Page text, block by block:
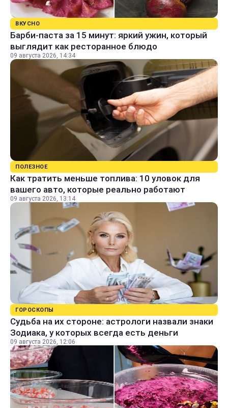
ВКУСНО
Барби-паста за 15 минут: яркий ужин, который
выглядит как ресторанное блюдо
09 августа 2026, 14:34
ПОЛЕЗНОЕ
Как тратить меньше топлива: 10 уловок для
вашего авто, которые реально работают
09 августа 2026, 13:14
ГОРОСКОПЫ
Судьба на их стороне: астрологи назвали знаки
Зодиака, у которых всегда есть деньги
09 августа 2026, 12:06